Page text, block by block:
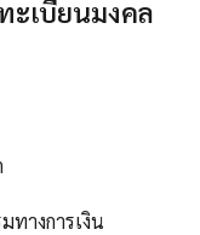
ะเบียนมงคล
ทางการเงิน